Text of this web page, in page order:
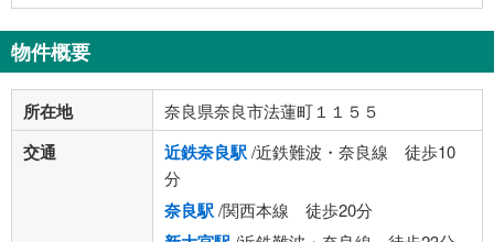
物件概要
所在地 奈良県奈良市法蓮町１１５５
交通 近鉄奈良駅/近鉄難波・奈良線 徒歩10
分
奈良駅/関西本線 徒歩20分